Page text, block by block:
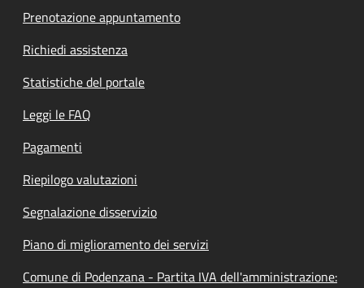
Prenotazione appuntamento
Richiedi assistenza
Statistiche del portale
Leggi le FAQ
Pagamenti
Riepilogo valutazioni
Segnalazione disservizio
Piano di miglioramento dei servizi
Comune di Podenzana - Partita IVA dell'amministrazione: